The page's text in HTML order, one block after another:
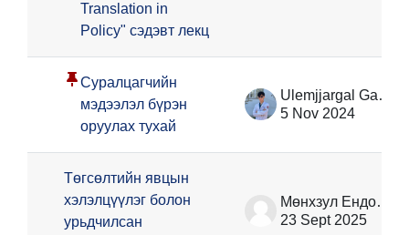
Translation in
Policy" сэдэвт лекц
Суралцагчийн
мэдээлэл бүрэн
оруулах тухай
Ulemjjargal Ganzorig
5 Nov 2024
Төгсөлтийн явцын
хэлэлцүүлэг болон
урьдчилсан
Мөнхзул Ёндонжамц
23 Sept 2025